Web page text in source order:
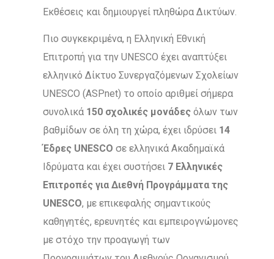
Εκθέσεις και δημιουργεί πληθώρα Δικτύων.
Πιο συγκεκριμένα, η Ελληνική Εθνική
Επιτροπή για την UNESCO έχει αναπτύξει
ελληνικό Δίκτυο Συνεργαζόμενων Σχολείων
UNESCO (ASPnet) το οποίο αριθμεί σήμερα
συνολικά 150 σχολικές μονάδες όλων των
βαθμίδων σε όλη τη χώρα, έχει ιδρύσει 14
Έδρες UNESCO σε ελληνικά Ακαδημαϊκά
Ιδρύματα και έχει συστήσει 7 Ελληνικές
Επιτροπές για Διεθνή Προγράμματα της
UNESCO, με επικεφαλής σημαντικούς
καθηγητές, ερευνητές και εμπειρογνώμονες
με στόχο την προαγωγή των